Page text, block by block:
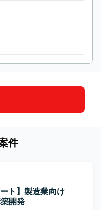
件
ト】製造業向け
開発